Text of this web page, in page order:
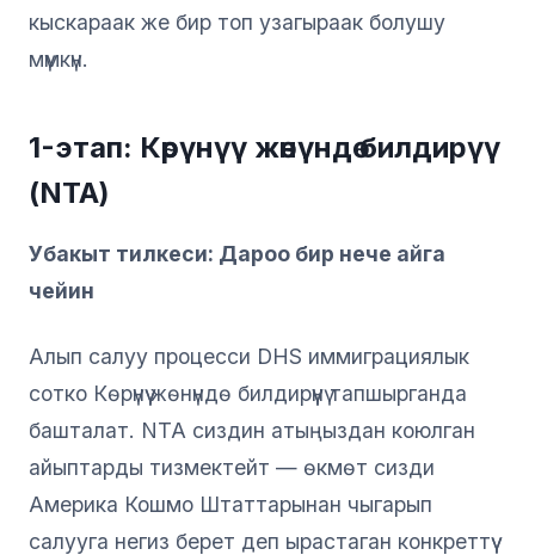
кыскараак же бир топ узагыраак болушу
мүмкүн.
1-этап: Көрүнүү жөнүндө билдирүү
(NTA)
Убакыт тилкеси: Дароо бир нече айга
чейин
Алып салуу процесси DHS иммиграциялык
сотко Көрүнүү жөнүндө билдирүүнү тапшырганда
башталат. NTA сиздин атыңыздан коюлган
айыптарды тизмектейт — өкмөт сизди
Америка Кошмо Штаттарынан чыгарып
салууга негиз берет деп ырастаган конкреттүү